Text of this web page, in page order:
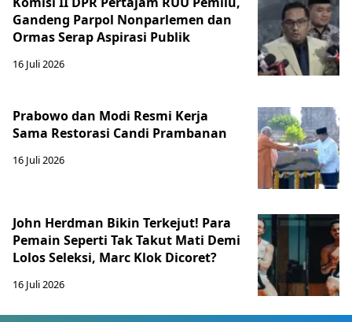
Gandeng Parpol Nonparlemen dan
Ormas Serap Aspirasi Publik
16 Juli 2026
Prabowo dan Modi Resmi Kerja
Sama Restorasi Candi Prambanan
16 Juli 2026
John Herdman Bikin Terkejut! Para
Pemain Seperti Tak Takut Mati Demi
Lolos Seleksi, Marc Klok Dicoret?
16 Juli 2026